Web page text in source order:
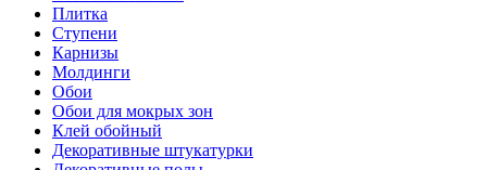
Плитка
Ступени
Карнизы
Молдинги
Обои
Обои для мокрых зон
Клей обойный
Декоративные штукатурки